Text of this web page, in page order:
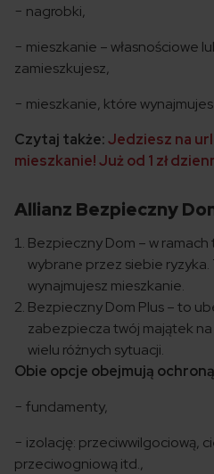
− nagrobki,
− mieszkanie – własnościowe
zamieszkujesz,
− mieszkanie, które
Czytaj także:Jedziesz na
mieszkanie! Już od 1 zł
Allianz Bezpieczny
Bezpieczny Dom – w
wybrane przez siebie
wynajmujesz mieszkanie.
Bezpieczny Dom Plus – to
zabezpiecza twój majątek
wielu różnych sytuacji.
Obie opcje obejmują
− fundamenty,
− izolację: przeciwwilgociową,
przeciwogniową itd.,